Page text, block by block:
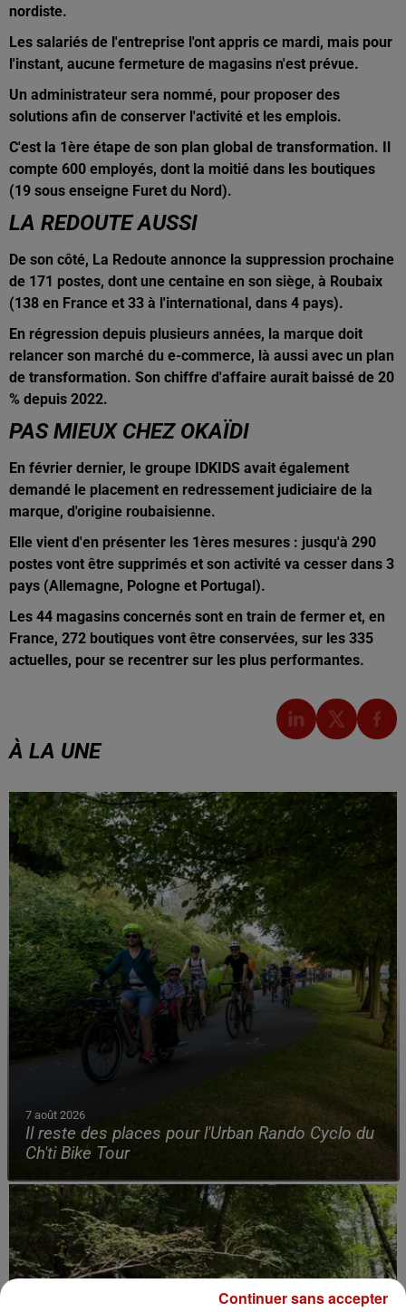
nordiste.
Les salariés de l'entreprise l'ont appris ce mardi, mais pour
l'instant, aucune fermeture de magasins n'est prévue.
Un administrateur sera nommé, pour proposer des
solutions afin de conserver l'activité et les emplois.
C'est la 1ère étape de son plan global de transformation. Il
compte 600 employés, dont la moitié dans les boutiques
(19 sous enseigne Furet du Nord).
LA REDOUTE AUSSI
De son côté, La Redoute annonce la suppression prochaine
de 171 postes, dont une centaine en son siège, à Roubaix
(138 en France et 33 à l'international, dans 4 pays).
En régression depuis plusieurs années, la marque doit
relancer son marché du e-commerce, là aussi avec un plan
de transformation. Son chiffre d'affaire aurait baissé de 20
% depuis 2022.
PAS MIEUX CHEZ OKAÏDI
En février dernier, le groupe IDKIDS avait également
demandé le placement en redressement judiciaire de la
marque, d'origine roubaisienne.
Elle vient d'en présenter les 1ères mesures : jusqu'à 290
postes vont être supprimés et son activité va cesser dans 3
pays (Allemagne, Pologne et Portugal).
Les 44 magasins concernés sont en train de fermer et, en
France, 272 boutiques vont être conservées, sur les 335
actuelles, pour se recentrer sur les plus performantes.
À LA UNE
7 août 2026
Il reste des places pour l'Urban Rando Cyclo du
Ch'ti Bike Tour
Continuer sans accepter